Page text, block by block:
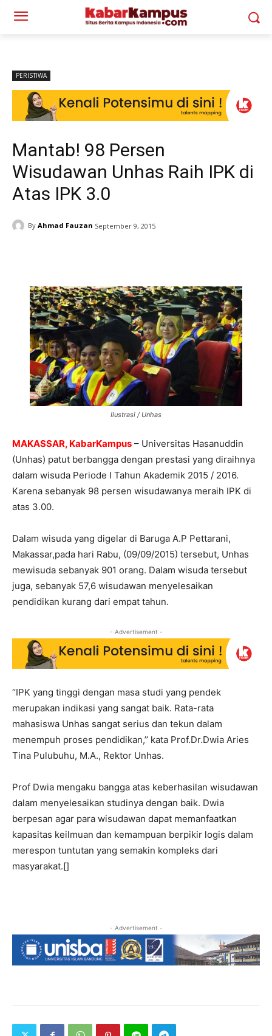
PERISTIWA
Mantab! 98 Persen
Wisudawan Unhas Raih IPK di
Atas IPK 3.0
By Ahmad Fauzan September 9, 2015
Ilustrasi / Unhas
MAKASSAR, KabarKampus – Universitas Hasanuddin
(Unhas) patut berbangga dengan prestasi yang diraihnya
dalam wisuda Periode I Tahun Akademik 2015 / 2016.
Karena sebanyak 98 persen wisudawanya meraih IPK di
atas 3.00.
Dalam wisuda yang digelar di Baruga A.P Pettarani,
Makassar,pada hari Rabu, (09/09/2015) tersebut, Unhas
mewisuda sebanyak 901 orang. Dalam wisuda tersebut
juga, sebanyak 57,6 wisudawan menyelesaikan
pendidikan kurang dari empat tahun.
- Advertisement -
‘’IPK yang tinggi dengan masa studi yang pendek
merupakan indikasi yang sangat baik. Rata-rata
mahasiswa Unhas sangat serius dan tekun dalam
menempuh proses pendidikan,’’ kata Prof.Dr.Dwia Aries
Tina Pulubuhu, M.A., Rektor Unhas.
Prof Dwia mengaku bangga atas keberhasilan wisudawan
dalam menyelesaikan studinya dengan baik. Dwia
berpesan agar para wisudawan dapat memanfaatkan
kapasitas keilmuan dan kemampuan berpikir logis dalam
merespon tuntutan yang semakin kompleks dari
masyarakat.[]
- Advertisement -